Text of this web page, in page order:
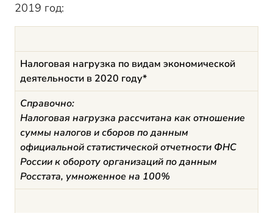
2019 год:
Налоговая нагрузка по видам экономической
деятельности в 2020 году*
Справочно:
Налоговая нагрузка рассчитана как отношение
суммы налогов и сборов по данным
официальной статистической отчетности ФНС
России к обороту организаций по данным
Росстата, умноженное на 100%